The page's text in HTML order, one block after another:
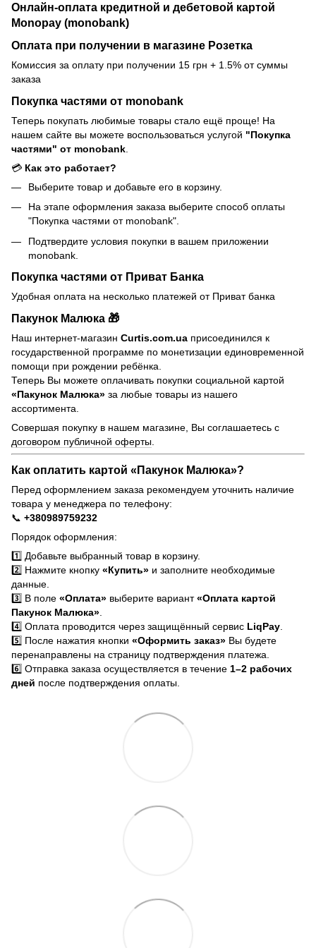
Онлайн-оплата кредитной и дебетовой картой
Monopay (monobank)
Оплата при получении в магазине Розетка
Комиссия за оплату при получении 15 грн + 1.5% от суммы
заказа
Покупка частями от monobank
Теперь покупать любимые товары стало ещё проще! На
нашем сайте вы можете воспользоваться услугой "Покупка
частями" от monobank
💳 Как это работает?
Выберите товар и добавьте его в корзину.
На этапе оформления заказа выберите способ оплаты
"Покупка частями от monobank".
Подтвердите условия покупки в вашем приложении
monobank.
Покупка частями от Приват Банка
Удобная оплата на несколько платежей от Приват банка
Пакунок Малюка 🎁
Наш интернет-магазин Curtis.com.ua присоединился к
государственной программе по монетизации единовременной
помощи при рождении ребёнка.
Теперь Вы можете оплачивать покупки социальной картой
«Пакунок Малюка» за любые товары из нашего
ассортимента.
Совершая покупку в нашем магазине, Вы соглашаетесь с
договором публичной оферты.
Как оплатить картой «Пакунок Малюка»?
Перед оформлением заказа рекомендуем уточнить наличие
товара у менеджера по телефону:
📞 +380989759232
Порядок оформления:
1️⃣ Добавьте выбранный товар в корзину.
2️⃣ Нажмите кнопку «Купить» и заполните необходимые
данные.
3️⃣ В поле «Оплата» выберите вариант«Оплата картой
Пакунок Малюка»
4️⃣ Оплата проводится через защищённый сервис LiqPay
5️⃣ После нажатия кнопки «Оформить заказ» Вы будете
перенаправлены на страницу подтверждения платежа.
6️⃣ Отправка заказа осуществляется в течение 1–2 рабочих
дней после подтверждения оплаты.